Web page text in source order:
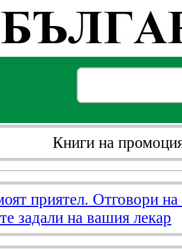
Книги на
приятел. Отговори
задали на вашия лекар